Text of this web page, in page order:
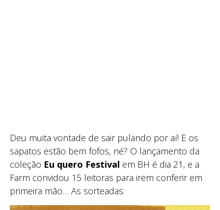
Deu muita vontade de sair pulando por aí! E os
sapatos estão bem fofos, né? O lançamento da
coleção Eu quero Festival em BH é dia 21, e a
Farm convidou 15 leitoras para irem conferir em
primeira mão… As sorteadas: